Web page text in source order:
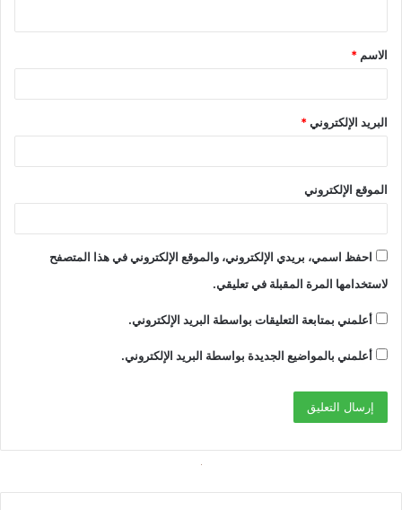
ق
*
الاسم *
البريد الإلكتروني*
الموقع الإلكتروني
احفظ اسمي، بريدي الإلكتروني، والموقع الإلكتروني في هذا المتصفح
لاستخدامها المرة المقبلة في تعليقي.
أعلمني بمتابعة التعليقات بواسطة البريد الإلكتروني.
أعلمني بالمواضيع الجديدة بواسطة البريد الإلكتروني.